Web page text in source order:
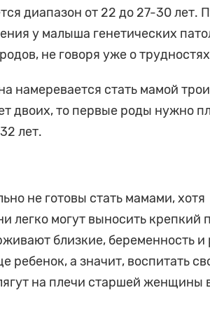
диапазон от 22 до 27-30 лет.
у малыша генетических
не говоря уже о
намеревается стать мамой
двоих, то первые роды нужно
лет.
не готовы стать мамами, хотя
легко могут выносить крепкий
близкие, беременность
а значит, воспитать
на плечи старшей женщины